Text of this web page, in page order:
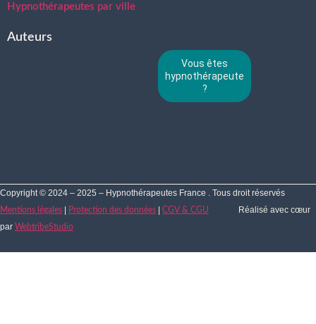
Hypnothérapeutes par ville
Auteurs
Vous êtes
hypnothérapeute
?
Copyright © 2024 – 2025 – Hypnothérapeutes France . Tous droit réservés
Mentions légales Protection des données CGV & CGU
Réalisé avec cœur
par WebtribeStudio